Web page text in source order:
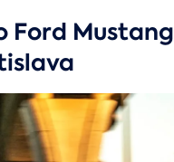
Ford Mustang